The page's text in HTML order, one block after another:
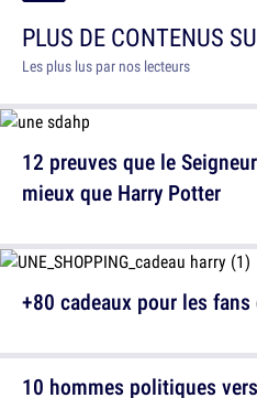
PLUS DE CONTENUS
Les plus lus par nos lecteurs
12 preuves que le
mieux que Harry Potter
10 hommes politiques
+80 cadeaux pour les